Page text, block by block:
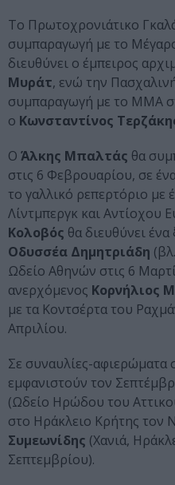
Το Πρωτοχρονιάτικο
συμπαραγωγή με το
διευθύνει ο έμπειρος
Μυράτ, ενώ την
συμπαραγωγή με το ΜΜΑ
ο Κωνσταντίνος
Ο Άλκης Μπαλτάς θα
στις 6 Φεβρουαρίου, σε
το γαλλικό ρεπερτόριο με
Λίντμπεργκ και Αντίοχου
Κολοβός θα διευθύνει
Οδυσσέα Δημητριάδη
Ωδείο Αθηνών στις 6
ανερχόμενος Κορνήλιος
με τα Κοντσέρτα του
Απριλίου.
Σε συναυλίες-
εμφανιστούν τον
(Ωδείο Ηρώδου του
στο Ηράκλειο Κρήτης τον
Συμεωνίδης (Χανιά,
Σεπτεμβρίου).